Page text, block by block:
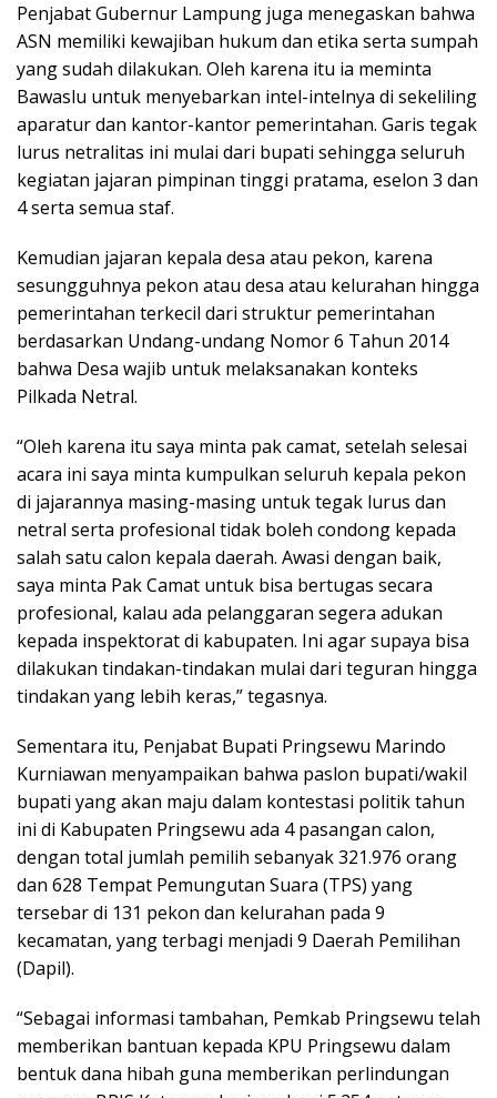
Penjabat Gubernur Lampung juga menegaskan bahwa
ASN memiliki kewajiban hukum dan etika serta sumpah
yang sudah dilakukan. Oleh karena itu ia meminta
Bawaslu untuk menyebarkan intel-intelnya di sekeliling
aparatur dan kantor-kantor pemerintahan. Garis tegak
lurus netralitas ini mulai dari bupati sehingga seluruh
kegiatan jajaran pimpinan tinggi pratama, eselon 3 dan
4 serta semua staf.
Kemudian jajaran kepala desa atau pekon, karena
sesungguhnya pekon atau desa atau kelurahan hingga
pemerintahan terkecil dari struktur pemerintahan
berdasarkan Undang-undang Nomor 6 Tahun 2014
bahwa Desa wajib untuk melaksanakan konteks
Pilkada Netral.
“Oleh karena itu saya minta pak camat, setelah selesai
acara ini saya minta kumpulkan seluruh kepala pekon
di jajarannya masing-masing untuk tegak lurus dan
netral serta profesional tidak boleh condong kepada
salah satu calon kepala daerah. Awasi dengan baik,
saya minta Pak Camat untuk bisa bertugas secara
profesional, kalau ada pelanggaran segera adukan
kepada inspektorat di kabupaten. Ini agar supaya bisa
dilakukan tindakan-tindakan mulai dari teguran hingga
tindakan yang lebih keras,” tegasnya.
Sementara itu, Penjabat Bupati Pringsewu Marindo
Kurniawan menyampaikan bahwa paslon bupati/wakil
bupati yang akan maju dalam kontestasi politik tahun
ini di Kabupaten Pringsewu ada 4 pasangan calon,
dengan total jumlah pemilih sebanyak 321.976 orang
dan 628 Tempat Pemungutan Suara (TPS) yang
tersebar di 131 pekon dan kelurahan pada 9
kecamatan, yang terbagi menjadi 9 Daerah Pemilihan
(Dapil).
“Sebagai informasi tambahan, Pemkab Pringsewu telah
memberikan bantuan kepada KPU Pringsewu dalam
bentuk dana hibah guna memberikan perlindungan